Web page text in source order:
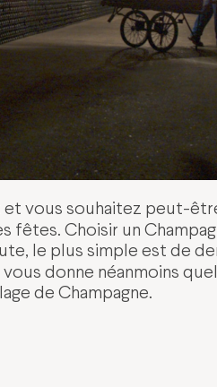
et vous souhaitez peut-
fêtes. Choisir un
le plus simple est de
vous donne néanmoins
de Champagne.